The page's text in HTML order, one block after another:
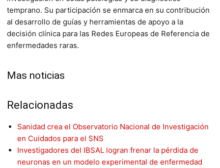
temprano. Su participación se enmarca en su contribución
al desarrollo de guías y herramientas de apoyo a la
decisión clínica para las Redes Europeas de Referencia de
enfermedades raras.
Mas noticias
Relacionadas
Sanidad crea el Observatorio Nacional de Investigación
en Cuidados para el SNS
Investigadores del IBSAL logran frenar la pérdida de
neuronas en un modelo experimental de enfermedad